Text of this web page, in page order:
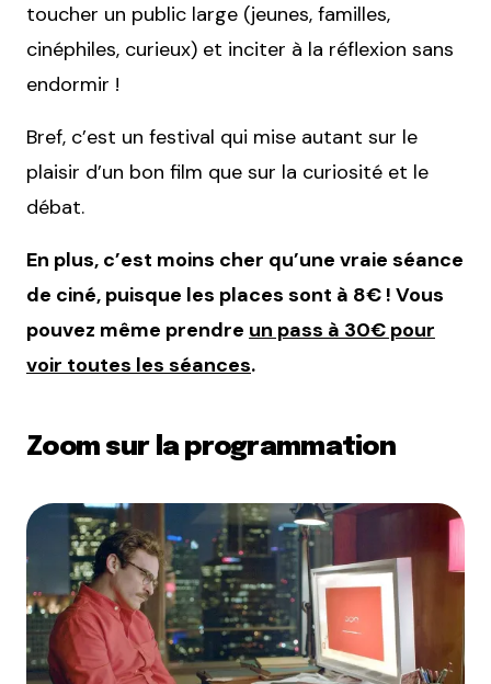
toucher un public large (jeunes, familles,
cinéphiles, curieux) et inciter à la réflexion sans
endormir !
Bref, c’est un festival qui mise autant sur le
plaisir d’un bon film que sur la curiosité et le
débat.
En plus, c’est moins cher qu’une vraie séance
de ciné, puisque les places sont à 8€ ! Vous
pouvez même prendre un pass à 30€ pour
voir toutes les séances.
Zoom sur la programmation